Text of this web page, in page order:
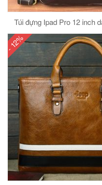
Túi đựng Ipad Pro 12 inch
- 12%